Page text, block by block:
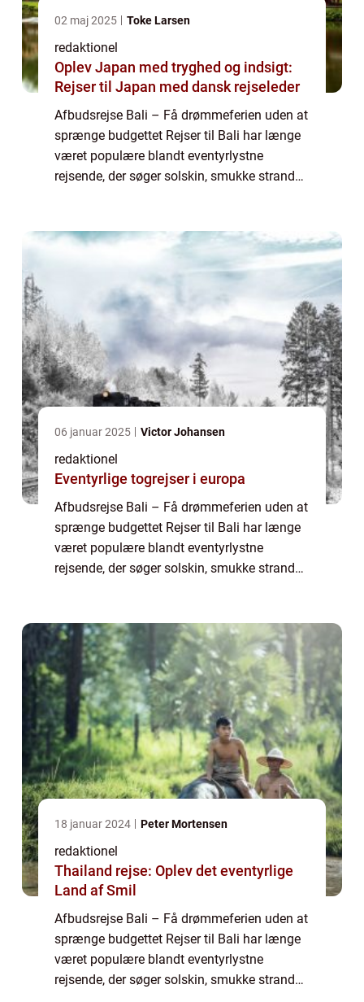
02 maj 2025 Toke Larsen
redaktionel
Oplev Japan med tryghed og indsigt:
Rejser til Japan med dansk rejseleder
Afbudsrejse Bali – Få drømmeferien uden at
sprænge budgettet Rejser til Bali har længe
været populære blandt eventyrlystne
rejsende, der søger solskin, smukke strande
06 januar 2025 Victor Johansen
redaktionel
Eventyrlige togrejser i europa
Afbudsrejse Bali – Få drømmeferien uden at
sprænge budgettet Rejser til Bali har længe
været populære blandt eventyrlystne
rejsende, der søger solskin, smukke strande
18 januar 2024 Peter Mortensen
redaktionel
Thailand rejse: Oplev det eventyrlige
Land af Smil
Afbudsrejse Bali – Få drømmeferien uden at
sprænge budgettet Rejser til Bali har længe
været populære blandt eventyrlystne
rejsende, der søger solskin, smukke strande